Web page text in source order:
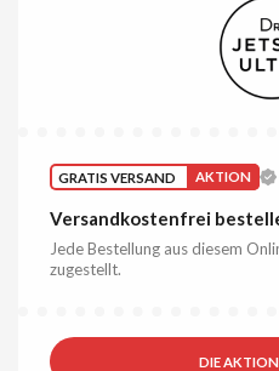
GRATIS VERSAND AKTION
Versandkostenfrei
Jede Bestellung aus diesem
zugestellt.
DIE